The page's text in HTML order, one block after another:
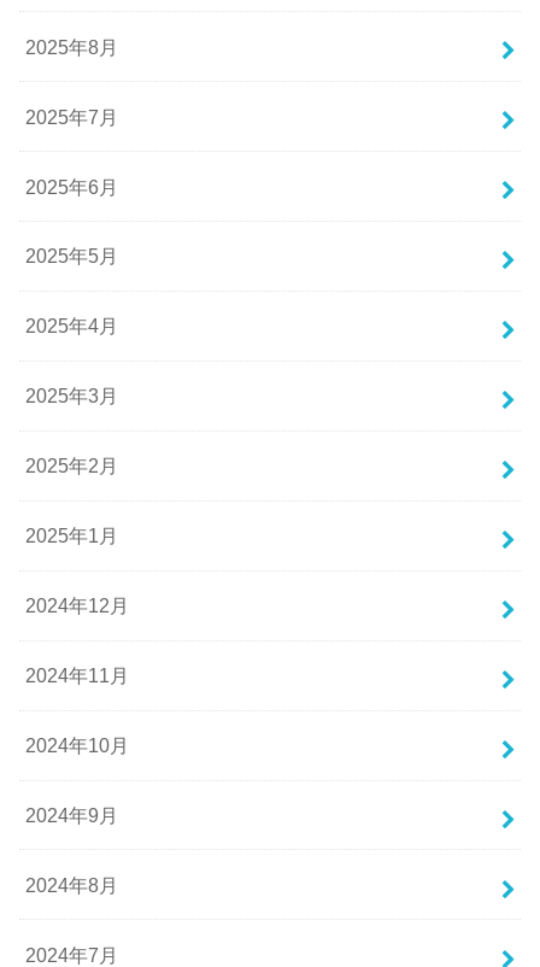
2025年8月
2025年7月
2025年6月
2025年5月
2025年4月
2025年3月
2025年2月
2025年1月
2024年12月
2024年11月
2024年10月
2024年9月
2024年8月
2024年7月